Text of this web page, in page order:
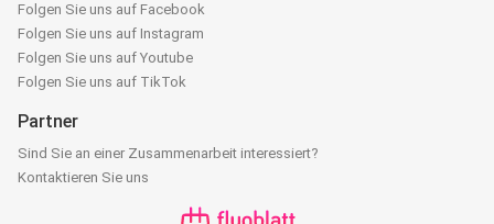
Folgen Sie uns auf Facebook
Folgen Sie uns auf Instagram
Folgen Sie uns auf Youtube
Folgen Sie uns auf TikTok
Partner
Sind Sie an einer Zusammenarbeit interessiert?
Kontaktieren Sie uns